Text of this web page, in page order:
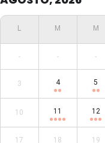
- - -
3 4 5
10 11 12
17 18 19